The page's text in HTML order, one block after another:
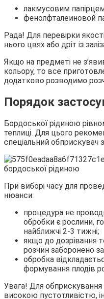
лакмусовим
фенолфталеиновой
Рада! Для перевірки
нього цвях або дріт із
Якщо на предметі не
кольору, то все
додатково розводимо
Порядок
Бордоської рідиною
теплиці. Для цього
спеціальний
При виборі часу для
нюанси:
процедура не
обробки є рослини,
найближчі 2-3 тижні;
якщо до дозрівання
розчин заборонено
обробка
формування плодів
Увага! Для обприскування
високою пустотливістю,